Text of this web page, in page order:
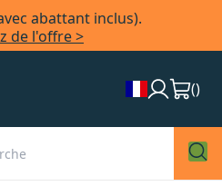
abattant inclus).
de l'offre >
()